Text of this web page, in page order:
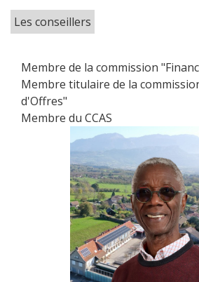
Les conseillers
Membre de la commission
Membre titulaire de la
d'Offres"
Membre du CCAS